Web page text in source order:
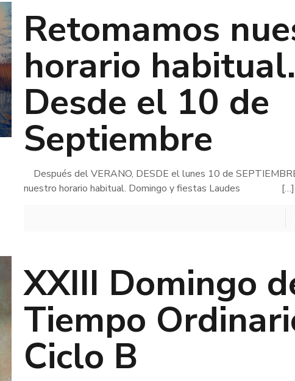
Retomamos
horario habitual.
Desde el 10 de
Septiembre
Después del VERANO, DESDE el lunes 10 de
nuestro horario habitual. Domingo y fiestas Laudes
[…]
XXIII Domingo
Tiempo
Ciclo B